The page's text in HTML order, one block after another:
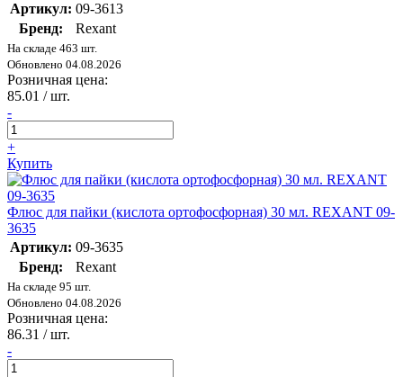
Артикул: 09-3613
Бренд:
Rexant
На складе 463 шт.
Обновлено 04.08.2026
Розничная цена:
85.01 / шт.
-
+
Купить
Флюс для пайки (кислота ортофосфорная) 30 мл. REXANT 09-
3635
Артикул: 09-3635
Бренд:
Rexant
На складе 95 шт.
Обновлено 04.08.2026
Розничная цена:
86.31 / шт.
-